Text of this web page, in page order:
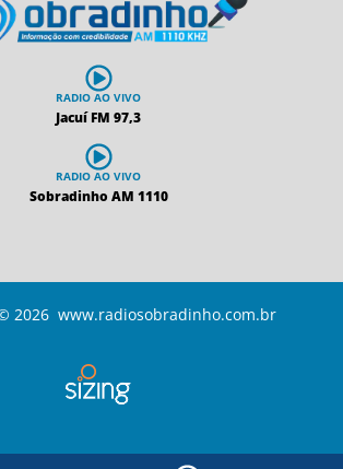
RADIO AO VIVO
Jacuí FM 97,3
RADIO AO VIVO
Sobradinho AM 1110
2026 www.radiosobradinho.com.br